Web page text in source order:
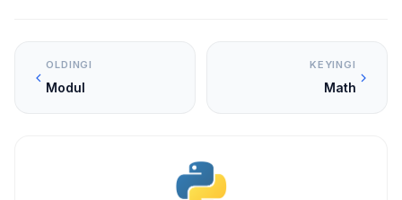
OLDINGI
Modul
KEYINGI
Math